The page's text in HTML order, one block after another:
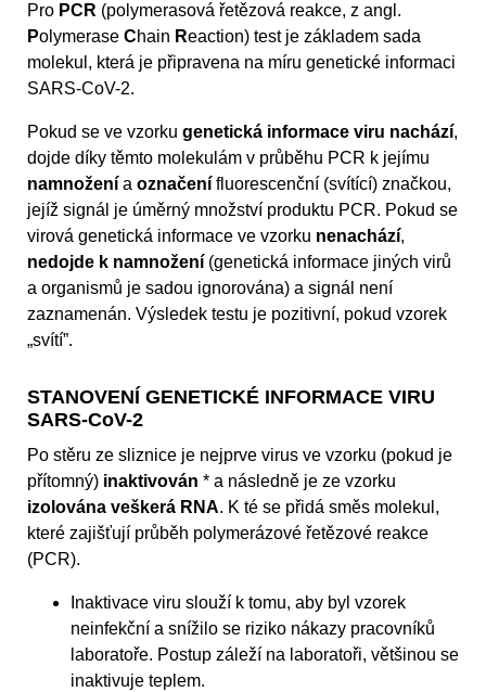
Pro PCR (polymerasová řetězová reakce, z angl.
Polymerase Chain Reaction) test je základem sada
molekul, která je připravena na míru genetické informaci
SARS-CoV-2.
Pokud se ve vzorku genetická informace viru nachází,
dojde díky těmto molekulám v průběhu PCR k jejímu
namnožení a označení fluorescenční (svítící) značkou,
jejíž signál je úměrný množství produktu PCR. Pokud se
virová genetická informace ve vzorku nenachází,
nedojde k namnožení (genetická informace jiných virů
a organismů je sadou ignorována) a signál není
zaznamenán. Výsledek testu je pozitivní, pokud vzorek
„svítí”.
STANOVENÍ GENETICKÉ INFORMACE VIRU
SARS-CoV-2
Po stěru ze sliznice je nejprve virus ve vzorku (pokud je
přítomný) inaktivován * a následně je ze vzorku
izolována veškerá RNA. K té se přidá směs molekul,
které zajišťují průběh polymerázové řetězové reakce
(PCR).
Inaktivace viru slouží k tomu, aby byl vzorek
neinfekční a snížilo se riziko nákazy pracovníků
laboratoře. Postup záleží na laboratoři, většinou se
inaktivuje teplem.